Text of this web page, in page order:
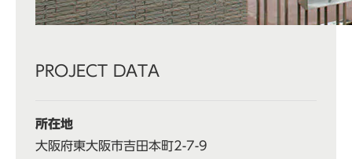
PROJECT DATA
所在地
大阪府東大阪市吉田本町2-7-9